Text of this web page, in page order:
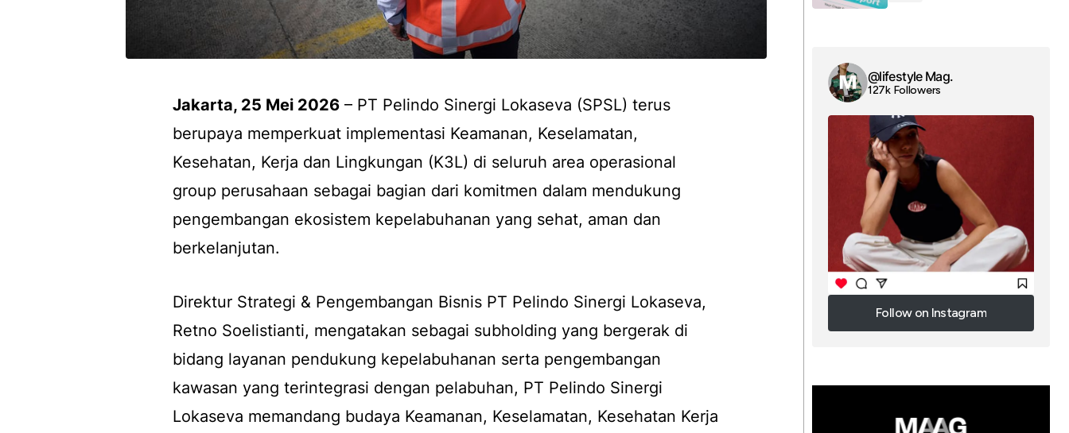
Jakarta, 25 Mei 2026 – PT Pelindo Sinergi Lokaseva (SPSL) terus
berupaya memperkuat implementasi Keamanan, Keselamatan,
Kesehatan, Kerja dan Lingkungan (K3L) di seluruh area operasional
group perusahaan sebagai bagian dari komitmen dalam mendukung
pengembangan ekosistem kepelabuhanan yang sehat, aman dan
berkelanjutan.
Direktur Strategi & Pengembangan Bisnis PT Pelindo Sinergi Lokaseva,
Retno Soelistianti, mengatakan sebagai subholding yang bergerak di
bidang layanan pendukung kepelabuhanan serta pengembangan
kawasan yang terintegrasi dengan pelabuhan, PT Pelindo Sinergi
Lokaseva memandang budaya Keamanan, Keselamatan, Kesehatan Kerja
@lifestyle Mag.
127k Followers
Follow on Instagram
Follow on Instagram